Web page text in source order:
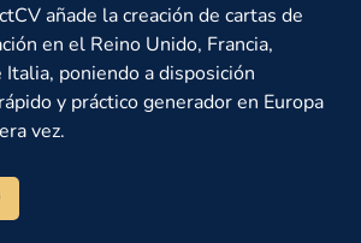
añade la creación de cartas de
en el Reino Unido, Francia,
Italia, poniendo a disposición
y práctico generador en Europa
vez.